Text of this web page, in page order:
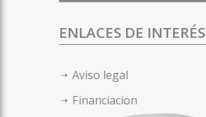
ENLACES DE INTERÉS
Aviso legal
Financiacion